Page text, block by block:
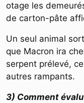
otage les
de carton-pâte
Un seul animal
que Macron ira
serpent prélevé,
autres rampants.
3) Comment